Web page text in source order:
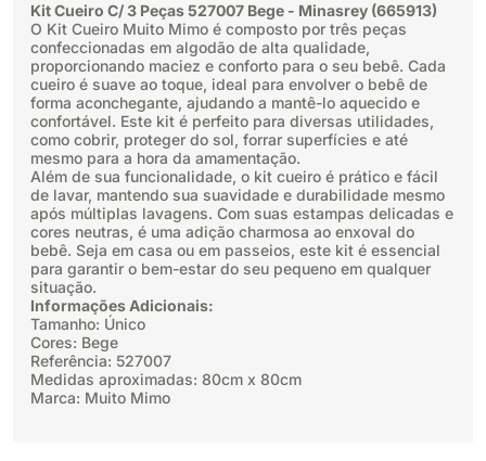
Kit Cueiro C/ 3 Peças 527007 Bege - Minasrey (665913)
O Kit Cueiro Muito Mimo é composto por três peças
confeccionadas em algodão de alta qualidade,
proporcionando maciez e conforto para o seu bebê. Cada
cueiro é suave ao toque, ideal para envolver o bebê de
forma aconchegante, ajudando a mantê-lo aquecido e
confortável. Este kit é perfeito para diversas utilidades,
como cobrir, proteger do sol, forrar superfícies e até
mesmo para a hora da amamentação.
Além de sua funcionalidade, o kit cueiro é prático e fácil
de lavar, mantendo sua suavidade e durabilidade mesmo
após múltiplas lavagens. Com suas estampas delicadas e
cores neutras, é uma adição charmosa ao enxoval do
bebê. Seja em casa ou em passeios, este kit é essencial
para garantir o bem-estar do seu pequeno em qualquer
situação.
Informações Adicionais:
Tamanho: Único
Cores: Bege
Referência: 527007
Medidas aproximadas: 80cm x 80cm
Marca: Muito Mimo